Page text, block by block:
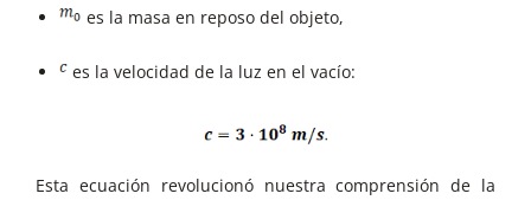
es la masa en reposo del objeto,
es la velocidad de la luz en el vacío:
Esta ecuación revolucionó nuestra comprensión de la